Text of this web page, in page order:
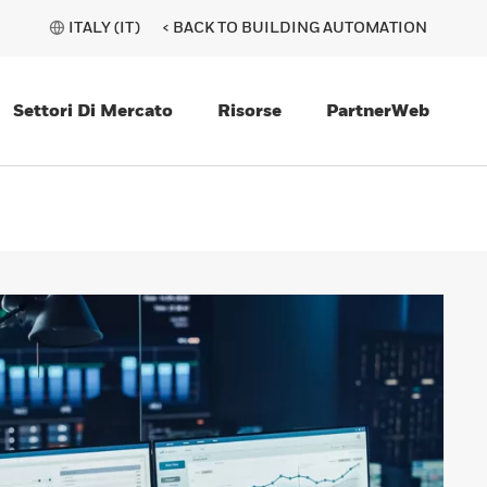
ITALY (IT) < BACK TO BUILDING AUTOMATION
Settori Di Mercato Risorse PartnerWeb